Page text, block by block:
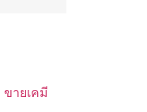
ขายเคมี